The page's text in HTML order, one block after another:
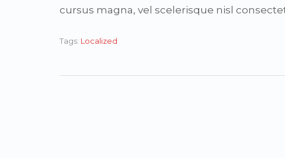
cursus magna, vel scelerisque nisl
Tags: Localized